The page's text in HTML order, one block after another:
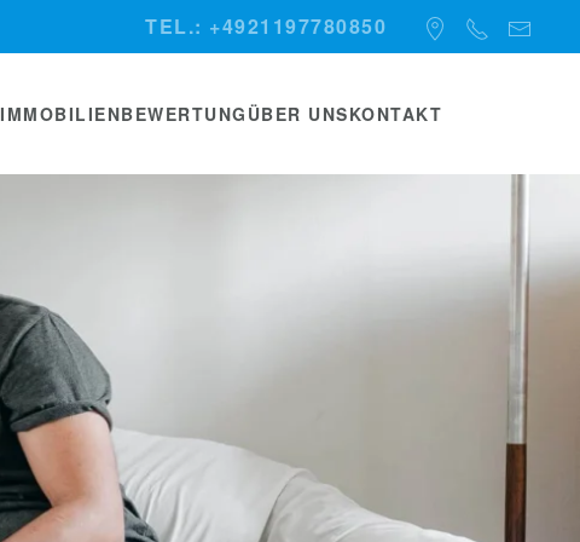
TEL.: +4921197780850
IMMOBILIENBEWERTUNG ÜBER UNSKONTAKT